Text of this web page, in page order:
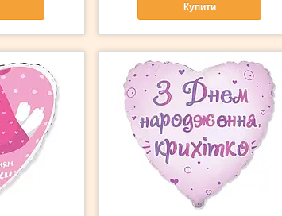
Купити